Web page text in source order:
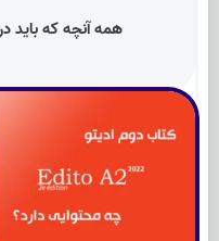
همه آنچه که باید